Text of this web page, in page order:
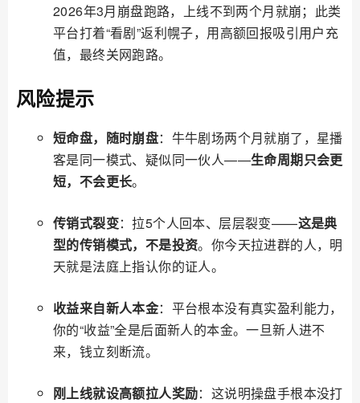
2026年3月崩盘跑路，上线不到两个月就崩；此类
平台打着“看剧”返利幌子，用高额回报吸引用户充
值，最终关网跑路。
风险提示
短命盘，随时崩盘：牛牛剧场两个月就崩了，星播
客是同一模式、疑似同一伙人——生命周期只会更
短，不会更长。
传销式裂变：拉5个人回本、层层裂变——这是典
型的传销模式，不是投资。你今天拉进群的人，明
天就是法庭上指认你的证人。
收益来自新人本金：平台根本没有真实盈利能力，
你的“收益”全是后面新人的本金。一旦新人进不
来，钱立刻断流。
刚上线就设高额拉人奖励：这说明操盘手根本没打